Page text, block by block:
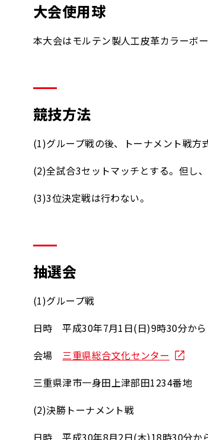
大会使用球
本大会はモルテン製人工皮革カラーボ
競技方法
(1)グループ戦の後、トーナメント戦方
(2)全試合3セットマッチとする。但し
(3)3位決定戦は行わない。
抽選会
(1)グループ戦
日時 平成30年7月1日(日)9時30分から
会場 三重県総合文化センター
三重県津市一身田上津部田1234番地
(2)決勝トーナメント戦
日時 平成30年8月2日(木)18時30分か